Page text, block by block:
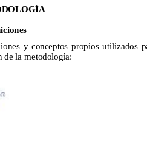
y conceptos propios utilizados
de la metodología: